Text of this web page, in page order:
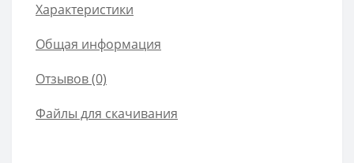
Характеристики
Общая информация
Отзывов (0)
Файлы для скачивания